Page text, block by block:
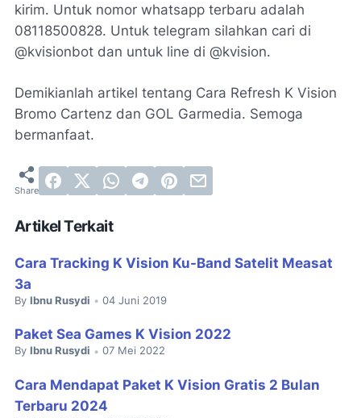
kirim. Untuk nomor whatsapp terbaru adalah
08118500828. Untuk telegram silahkan cari di
@kvisionbot dan untuk line di @kvision.
Demikianlah artikel tentang Cara Refresh K Vision
Bromo Cartenz dan GOL Garmedia. Semoga
bermanfaat.
Artikel Terkait
Cara Tracking K Vision Ku-Band Satelit Measat
3a
By Ibnu Rusydi • 04 Juni 2019
Paket Sea Games K Vision 2022
By Ibnu Rusydi • 07 Mei 2022
Cara Mendapat Paket K Vision Gratis 2 Bulan
Terbaru 2024